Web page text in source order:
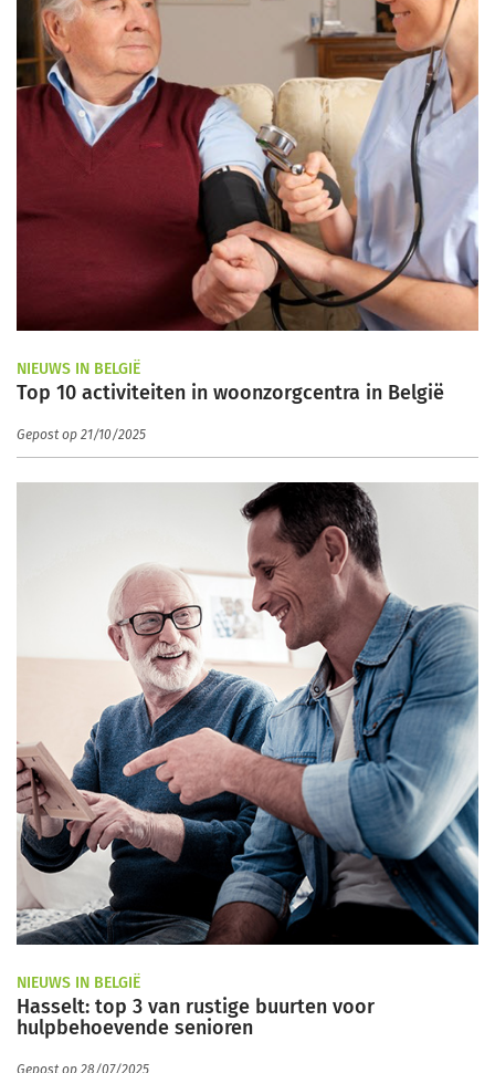
NIEUWS IN BELGIË
Top 10 activiteiten in woonzorgcentra in België
Gepost op 21/10/2025
NIEUWS IN BELGIË
Hasselt: top 3 van rustige buurten voor
hulpbehoevende senioren
Gepost op 28/07/2025